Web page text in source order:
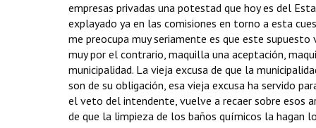
empresas privadas una potestad que hoy es del
explayado ya en las comisiones en torno a esta
me preocupa muy seriamente es que este
muy por el contrario, maquilla una aceptación,
municipalidad. La vieja excusa de que la
son de su obligación, esa vieja excusa ha servido
el veto del intendente, vuelve a recaer sobre esos
de que la limpieza de los baños químicos la hagan